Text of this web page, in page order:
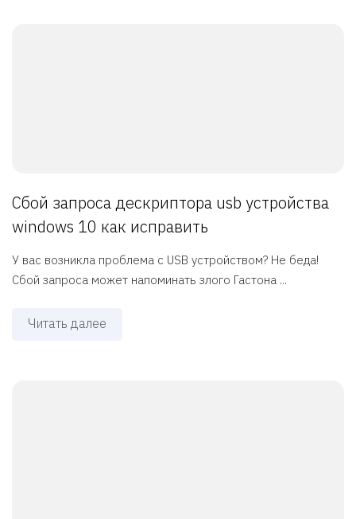
Сбой запроса дескриптора usb устройства
windows 10 как исправить
У вас возникла проблема с USB устройством? Не беда!
Сбой запроса может напоминать злого Гастона ...
Читать далее